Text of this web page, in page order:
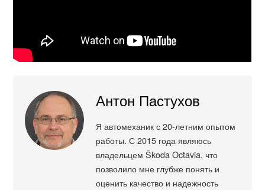
Антон Пастухов
Я автомеханик с 20-летним опытом
работы. С 2015 года являюсь
владельцем Škoda Octavia, что
позволило мне глубже понять и
оценить качество и надежность